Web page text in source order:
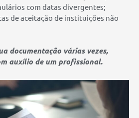
com datas divergentes;
de aceitação de instituições não
documentação várias vezes,
auxílio de um profissional.